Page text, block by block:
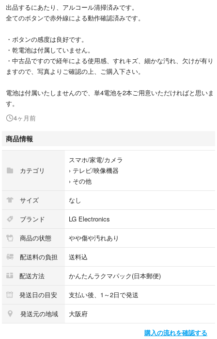
出品するにあたり、アルコール清掃済みです。
全てのボタンで赤外線による動作確認済みです。
・ボタンの感度は良好です。
・乾電池は付属していません。
・中古品ですので経年による使用感、すれキズ、細かな汚れ、欠けが有り
ますので、写真よりご確認の上、ご購入下さい。
電池は付属いたしませんので、単4電池を2本ご用意いただければと思いま
す。
4ヶ月前
商品情報
カテゴリ
スマホ/家電/カメラ
› テレビ/映像機器
› その他
サイズ なし
ブランド LG Electronics
商品の状態 やや傷や汚れあり
配送料の負担 送料込
配送方法 かんたんラクマパック(日本郵便)
発送日の目安 支払い後、1～2日で発送
発送元の地域 大阪府
購入の流れを確認する